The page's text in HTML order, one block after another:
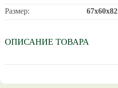
Размер:
67х60х82
ОПИСАНИЕ ТОВАРА